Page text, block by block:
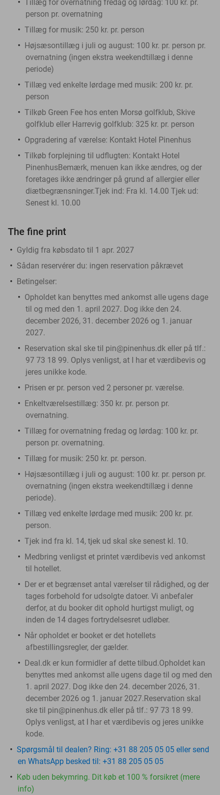
Tillæg for overnatning fredag og lørdag: 100 kr. pr.
person pr. overnatning
Tillæg for musik: 250 kr. pr. person
Højsæsontillæg i juli og august: 100 kr. pr. person pr.
overnatning (ingen ekstra weekendtillæg i denne
periode)
Tillæg ved enkelte lørdage med musik: 200 kr. pr.
person
Tilkøb Green Fee hos enten Morsø golfklub, Skive
golfklub eller Harrevig golfklub: 325 kr. pr. person
Opgradering af værelse: Kontakt Hotel Pinenhus
Tilkøb forplejning til udflugten: Kontakt Hotel
PinenhusBemærk, menuen kan ikke ændres, og der
foretages ikke ændringer på grund af allergier eller
diætbegrænsninger.Tjek ind: Fra kl. 14.00 Tjek ud:
Senest kl. 10.00
The fine print
Gyldig fra købsdato til 1 apr. 2027
Sådan reservérer du: ingen reservation påkrævet
Betingelser:
Opholdet kan benyttes med ankomst alle ugens dage
til og med den 1. april 2027. Dog ikke den 24.
december 2026, 31. december 2026 og 1. januar
2027.
Reservation skal ske til pin@pinenhus.dk eller på tlf.:
97 73 18 99. Oplys venligst, at I har et værdibevis og
jeres unikke kode.
Prisen er pr. person ved 2 personer pr. værelse.
Enkeltværelsestillæg: 350 kr. pr. person pr.
overnatning.
Tillæg for overnatning fredag og lørdag: 100 kr. pr.
person pr. overnatning.
Tillæg for musik: 250 kr. pr. person.
Højsæsontillæg i juli og august: 100 kr. pr. person pr.
overnatning (ingen ekstra weekendtillæg i denne
periode).
Tillæg ved enkelte lørdage med musik: 200 kr. pr.
person.
Tjek ind fra kl. 14, tjek ud skal ske senest kl. 10.
Medbring venligst et printet værdibevis ved ankomst
til hotellet.
Der er et begrænset antal værelser til rådighed, og der
tages forbehold for udsolgte datoer. Vi anbefaler
derfor, at du booker dit ophold hurtigst muligt, og
inden de 14 dages fortrydelsesret udløber.
Når opholdet er booket er det hotellets
afbestillingsregler, der gælder.
Deal.dk er kun formidler af dette tilbud.Opholdet kan
benyttes med ankomst alle ugens dage til og med den
1. april 2027. Dog ikke den 24. december 2026, 31.
december 2026 og 1. januar 2027.Reservation skal
ske til pin@pinenhus.dk eller på tlf.: 97 73 18 99.
Oplys venligst, at I har et værdibevis og jeres unikke
kode.
Spørgsmål til dealen? Ring: +31 88 205 05 05 eller send
en WhatsApp besked til: +31 88 205 05 05
Køb uden bekymring. Dit køb et 100 % forsikret (mere
info)